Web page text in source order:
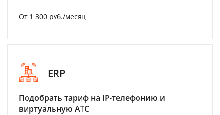
От 1 300 руб./месяц
ERP
Подобрать тариф на IP-телефонию и
виртуальную АТС